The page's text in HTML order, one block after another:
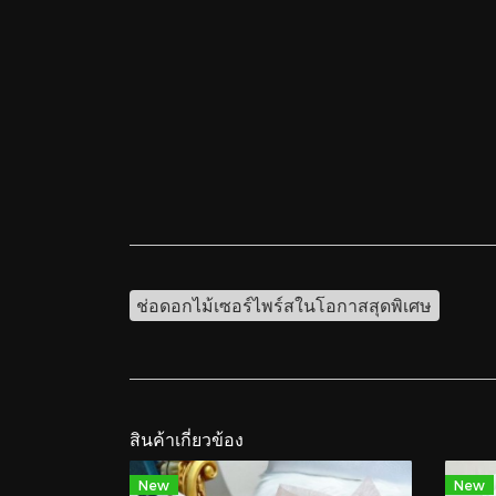
ช่อดอกไม้เซอร์ไพร์สในโอกาสสุดพิเศษ
สินค้าเกี่ยวข้อง
New New